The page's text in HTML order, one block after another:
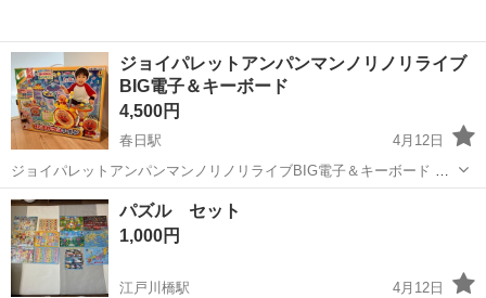
ジョイパレットアンパンマンノリノリライブ
BIG電子＆キーボード
4,500円
春日駅
4月12日
ジョイパレットアンパンマンノリノリライブBIG電子＆キーボード 完
売品で珍しいと思います。 箱は個人保管の為傷、折れ目ございます 商
品には目立った傷、汚れございません。 付属品等は全て揃っておりま
す→椅子のみありません！ ...
東京 文京区 春日駅 パズル
パズル セット
1,000円
江戸川橋駅
4月12日